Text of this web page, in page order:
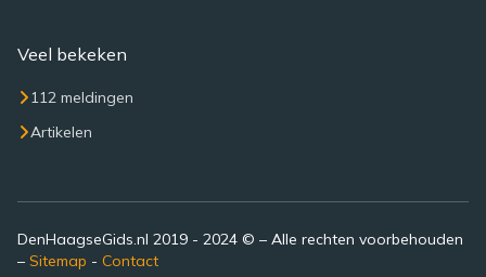
Veel bekeken
112 meldingen
Artikelen
DenHaagseGids.nl 2019 - 2024 © – Alle rechten voorbehouden
– Sitemap - Contact